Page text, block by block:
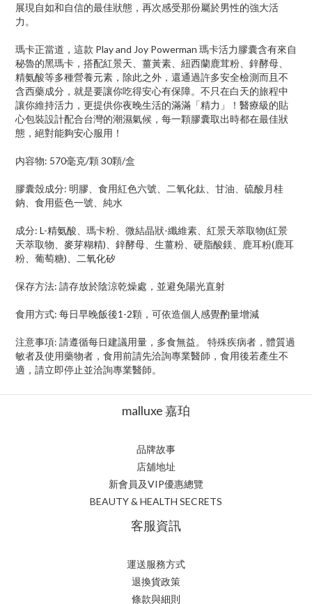
展現自如和自信的最佳狀態，再次感受那份屬於男性的強大活
力。
瑪卡正當道，這款 Play and Joy Powerman 瑪卡活力膠囊含有來自
秘魯的黑瑪卡，搭配紅景天、薑黃素、紐西蘭鹿茸粉、鋅酵母、
精氨酸等多種營養元素，除此之外，還通過許多安全檢測而且不
含西藥成分，就是要讓你吃得安心有保障。不只在白天的旅程中
讓你維持活力，更提供你夜晚生活的滿滿「精力」！醫療級的貼
心包裝設計配合台灣的潮濕氣候，每一顆膠囊取出時都在最佳狀
態，絕對能夠安心服用！
内容物: 570毫克/顆 30顆/盒
膠囊殼成分: 明膠、食用紅色六號、二氧化鈦、甘油、硫酸月桂
鈉、食用藍色一號、純水
成分: L-精氨酸、瑪卡粉、微結晶狀-纖維素、紅景天萃取物(紅景
天萃取物、麥芽糊精)、鋅酵母、生薑粉、硬脂酸鎂、鹿耳粉(鹿耳
粉、葡萄糖)、二氧化矽
保存方法: 請存放於陰涼乾燥處，並避免陽光直射
食用方式: 每日早晚飯後1-2顆，可依造個人感覺酌量增減
注意事項: 請遵循每日建議用量，多食無益。 特殊疾病者，體質過
敏者及使用藥物者，食用前請先洽詢專業醫師，食用後若產生不
適，請立即停止並洽詢專業醫師。
malluxe 嘉珀
品牌故事
店舖地址
新會員及VIP優惠總覽
BEAUTY & HEALTH SECRETS
客服資訊
運送服務方式
退換貨政策
條款與細則